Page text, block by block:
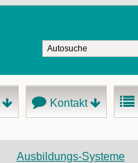
Kontakt
Ausbildungs-Systeme